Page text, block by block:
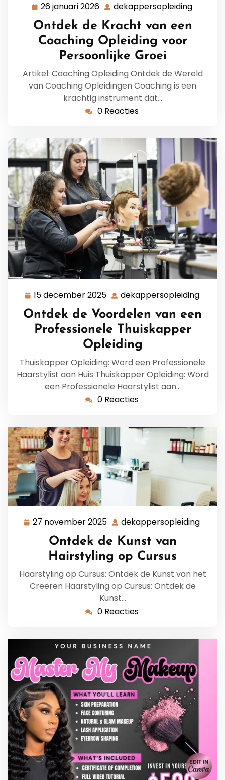
26 januari 2026 26
januari
2026
dekappersopleiding
Ontdek de Kracht van een
Coaching Opleiding voor
Persoonlijke Groei
Artikel: Coaching Opleiding Ontdek de Wereld
van Coaching Opleidingen Coaching is een
krachtig instrument dat…
0 Reacties
15 december 2025 15
december
2025
dekappersopleiding
Ontdek de Voordelen van een
Professionele Thuiskapper
Opleiding
Thuiskapper Opleiding: Word een Professionele
Haarstylist aan Huis Thuiskapper Opleiding: Word
een Professionele Haarstylist aan…
0 Reacties
27 november 2025 27
november
2025
dekappersopleiding
Ontdek de Kunst van
Hairstyling op Cursus
Haarstyling op Cursus: Ontdek de Kunst van het
Creëren Haarstyling op Cursus: Ontdek de
Kunst…
0 Reacties